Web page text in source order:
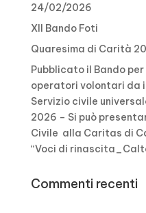
24/02/2026
XII Bando Foti
Quaresima di Carità
Pubblicato il Bando
operatori volontari da
Servizio civile
2026 – Si può
Civile alla Caritas di
“Voci di
Commenti recenti